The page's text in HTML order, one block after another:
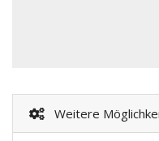
Weitere